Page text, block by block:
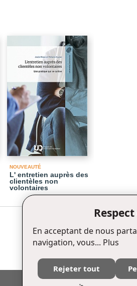
NOUVEAUTÉ
L' entretien auprès des
clientèles non
volontaires
En acceptant de nous
navigation, vous... Plus
Rejeter tout